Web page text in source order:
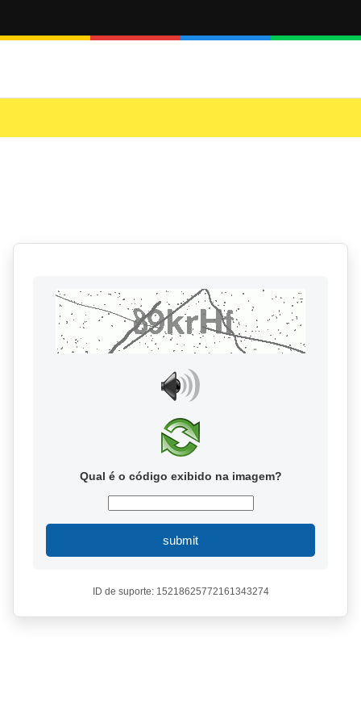
Qual é o código exibido na imagem?
submit
ID de suporte: 15218625772161343274